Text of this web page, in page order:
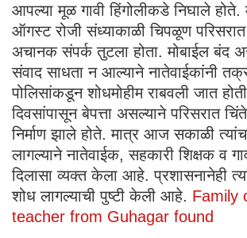
आपल्या मूळ गावी हिंगोलीकडे निघाले होते.
ऑगस्ट रोजी संध्याकाळी चिपळूण परिसरात
अचानक संपर्क तुटला होता. मोबाईल बंद
संवाद साधता न आल्याने नातेवाईकांनी
पोलिसांकडून शोधमोहीम राबवली जात
दिवसांपासून बेपत्ता असल्याने परिसरात
निर्माण झाले होते. मात्र आज सकाळी
लागल्याने नातेवाईक, सहकारी शिक्षक व
दिलासा व्यक्त केला आहे. प्रशासनानेही
शोध लागल्याची पुष्टी केली आहे. Family
teacher from Guhagar found